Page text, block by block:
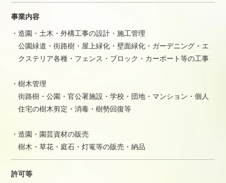
事業内容
・造園・土木・外構工事の設計・施工管理
公園緑道・街路樹・屋上緑化・壁面緑化・ガーデニング・エ
クステリア各種・フェンス・ブロック・カーポート等の工事
・樹木管理
街路樹・公園・官公署施設・学校・団地・マンション・個人
住宅の樹木剪定・消毒・樹勢回復等
・造園・園芸資材の販売
樹木・草花・庭石・灯篭等の販売・納品
許可等